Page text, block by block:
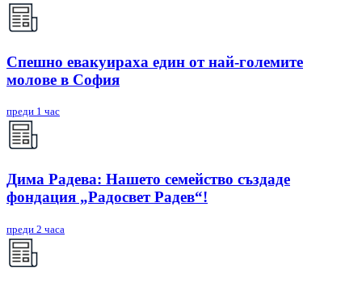
Спешно евакуираха един от най-големите
молове в София
преди 1 час
Дима Радева: Нашето семейство създаде
фондация „Радосвет Радев“!
преди 2 часа